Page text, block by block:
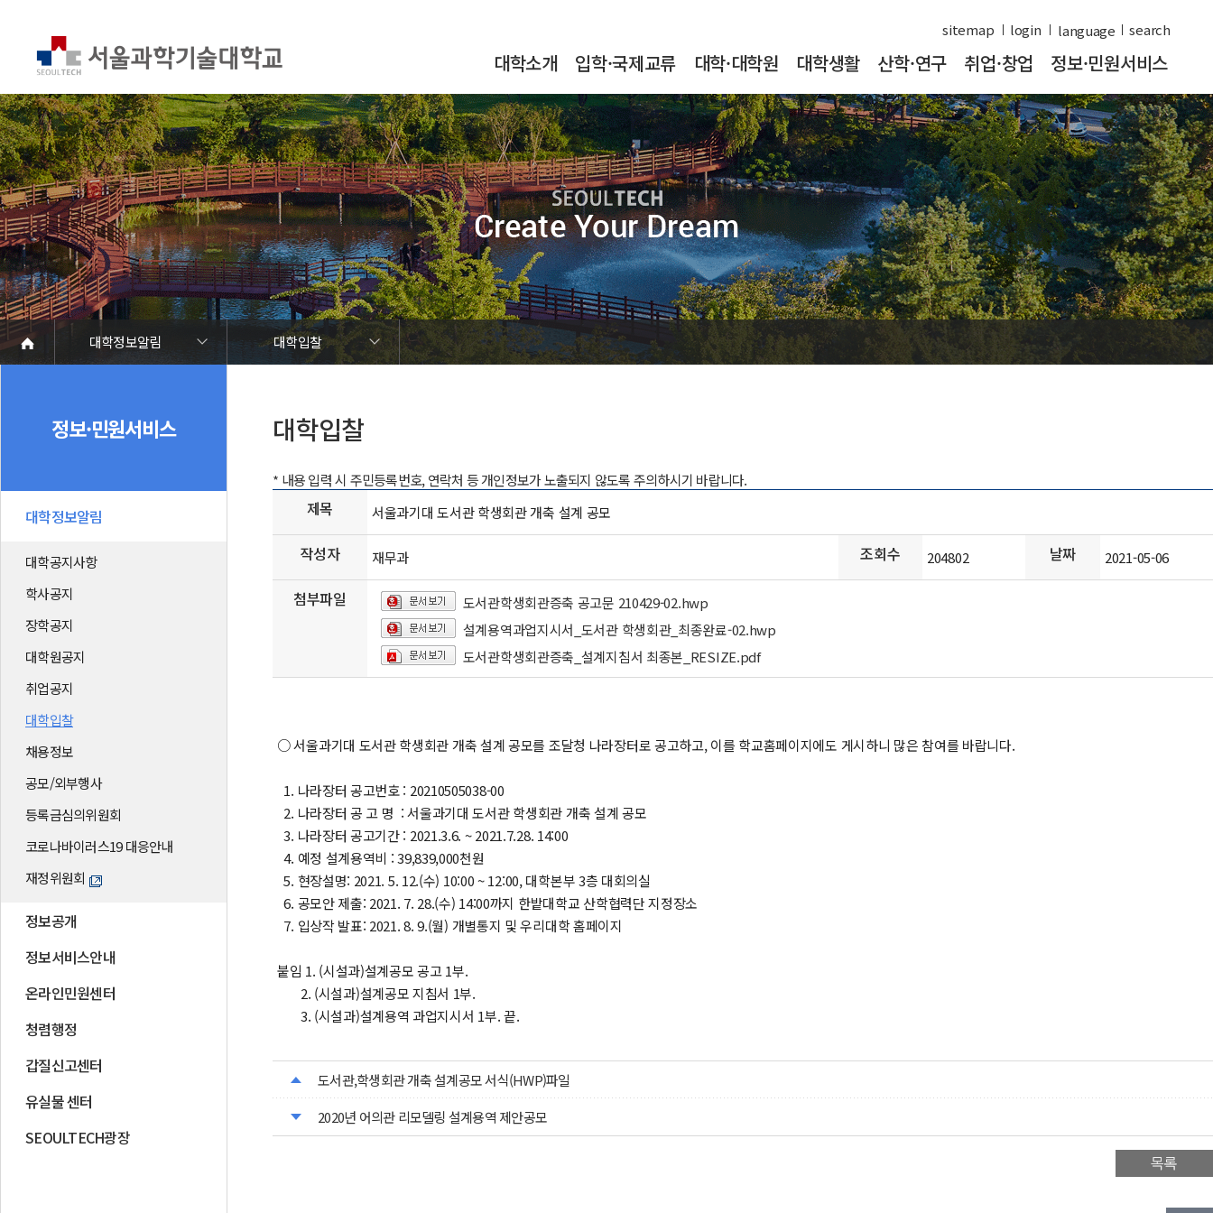
sitemap login search
대학소개 입학·국제교류 대학·대학원 대학생활 산학·연구 취업·창업 정보·민원서비스
대학정보알림
대학정보알림
정보공개
정보서비스안내
온라인민원센터
청렴행정
갑질신고센터
유실물 센터
SEOULTECH광장
대학입찰
대학공지사항
학사공지
장학공지
대학원공지
취업공지
대학입찰
채용정보
공모/외부행사
등록금심의위원회
코로나바이러스19 대응안내
재정위원회
정보·민원서비스
대학정보알림
대학공지사항
학사공지
장학공지
대학원공지
취업공지
대학입찰
채용정보
공모/외부행사
등록금심의위원회
코로나바이러스19 대응안내
재정위원회
정보공개
정보서비스안내
온라인민원센터
청렴행정
갑질신고센터
유실물 센터
SEOULTECH광장
대학입찰
* 내용 입력 시 주민등록번호, 연락처 등 개인정보가 노출되지 않도록 주의하시기 바랍니다.
제목 서울과기대 도서관 학생회관 개축 설계 공모
작성자 재무과 조회수 204802 날짜 2021-05-06
첨부파일
도서관학생회관증축 공고문 210429-02.hwp
설계용역과업지시서_도서관 학생회관_최종완료-02.hwp
도서관학생회관증축_설계지침서 최종본_RESIZE.pdf
○ 서울과기대 도서관 학생회관 개축 설계 공모를 조달청 나라장터로 공고하고, 이를 학교홈페이지에도 게시하니 많은 참여를 바랍니다.
1. 나라장터 공고번호 : 20210505038-00
2. 나라장터 공 고 명 : 서울과기대 도서관 학생회관 개축 설계 공모
3. 나라장터 공고기간 : 2021.3.6. ~ 2021.7.28. 14:00
4. 예정 설계용역비 : 39,839,000천원
5. 현장설명: 2021. 5. 12.(수) 10:00 ~ 12:00, 대학본부 3층 대회의실
6. 공모안 제출: 2021. 7. 28.(수) 14:00까지 한밭대학교 산학협력단 지정장소
7. 입상작 발표: 2021. 8. 9.(월) 개별통지 및 우리대학 홈페이지
붙임 1. (시설과)설계공모 공고 1부.
2. (시설과)설계공모 지침서 1부.
3. (시설과)설계용역 과업지시서 1부. 끝.
도서관,학생회관 개축 설계공모 서식(HWP)파일
2020년 어의관 리모델링 설계용역 제안공모